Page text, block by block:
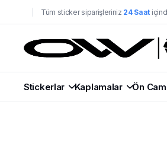
Tüm sticker siparişleriniz 24 Saat
Stickerlar Kaplamalar Ön